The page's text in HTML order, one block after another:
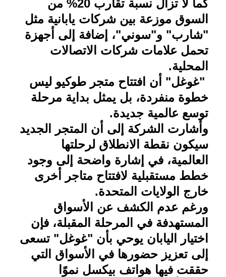
كما لا تزال نسبة تقارب 20% من
السوق موزعة بين شركات يابانية مثل
"شارب" و"سوني"، إضافة إلى أجهزة
تحمل علامات شركات الاتصالات
المحلية.
"غوغل" أن افتتاح متجر طوكيو ليس
خطوة منفردة، بل يمثل بداية مرحلة
توسع عالمية جديدة.
وأشارت الشركة إلى أن المتجر الجديد
سيكون نقطة الانطلاق لرحلتها
العالمية، في إشارة واضحة إلى وجود
خطط مستقبلية لافتتاح متاجر أخرى
خارج الولايات المتحدة.
ورغم عدم الكشف عن الأسواق
المستهدفة في المرحلة المقبلة، فإن
اختيار اليابان يوحي بأن "غوغل" تسعى
إلى تعزيز حضورها في الأسواق التي
حققت فيها هواتف بيكسل نموًا